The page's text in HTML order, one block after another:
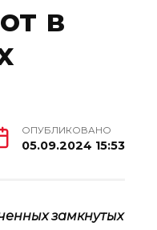
в
ОПУБЛИКОВАНО
05.09.2024 15:53
замкнутых